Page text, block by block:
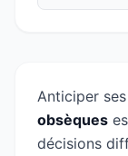
Anticiper
obsèques
décisions